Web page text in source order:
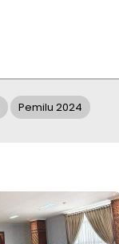
Pemilu 2024